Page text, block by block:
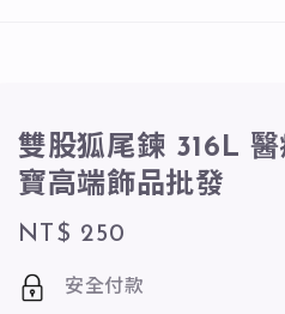
雙股狐尾鍊 316L
寶高端飾品批發
Regular
price
NT$ 250
安全付款